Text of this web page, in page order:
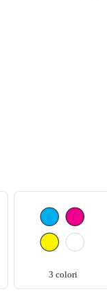
3 colori